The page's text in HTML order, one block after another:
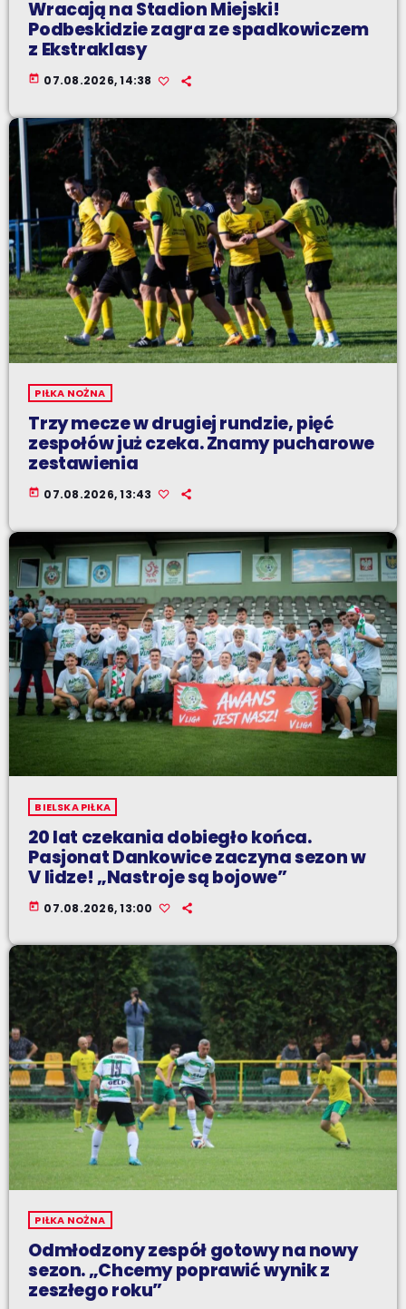
Wracają na Stadion Miejski!
Podbeskidzie zagra ze spadkowiczem
z Ekstraklasy
today 07.08.2026, 14:38
PIŁKA NOŻNA
Trzy mecze w drugiej rundzie, pięć
zespołów już czeka. Znamy pucharowe
zestawienia
today 07.08.2026, 13:43
BIELSKA PIŁKA
20 lat czekania dobiegło końca.
Pasjonat Dankowice zaczyna sezon w
V lidze! „Nastroje są bojowe”
today 07.08.2026, 13:00
PIŁKA NOŻNA
Odmłodzony zespół gotowy na nowy
sezon. „Chcemy poprawić wynik z
zeszłego roku”